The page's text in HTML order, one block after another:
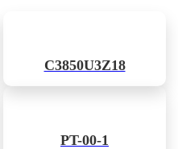
C3850U3Z18
PT-00-1